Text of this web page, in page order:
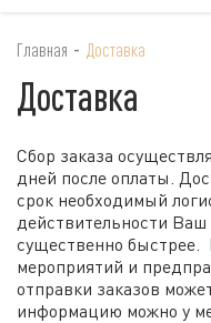
Главная - Доставка
Доставка
Сбор заказа
дней после оплаты.
срок необходимый
действительности
существенно
мероприятий и
отправки заказов
информацию можно у